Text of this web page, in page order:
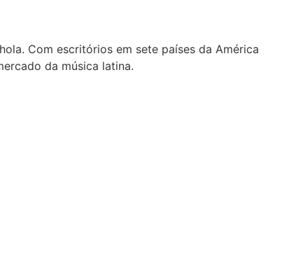
Com escritórios em sete países da América
da música latina.